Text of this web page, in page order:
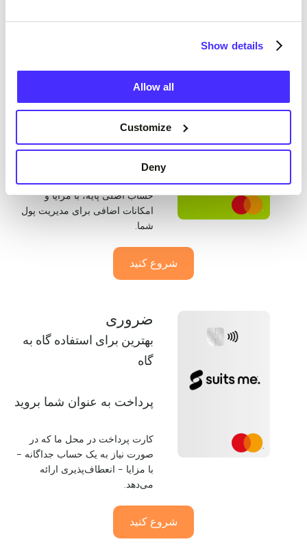
Show details
Allow all
Customize
Deny
شروع کنید
بیمه
بهترین برای استفاده اساسی
۴.۹۷ پوند در ماه
کارت روزمره ما، ایده‌آل برای یک
حساب اصلی پایه، با مزایا و
امکانات اضافی برای مدیریت پول
شما.
شروع کنید
ضروری
بهترین برای استفاده گاه به
گاه
پرداخت به عنوان شما بروید
کارت پرداخت در محل ما که در
صورت نیاز به یک حساب جداگانه -
با مزایا - انعطاف‌پذیری ارائه
می‌دهد.
شروع کنید